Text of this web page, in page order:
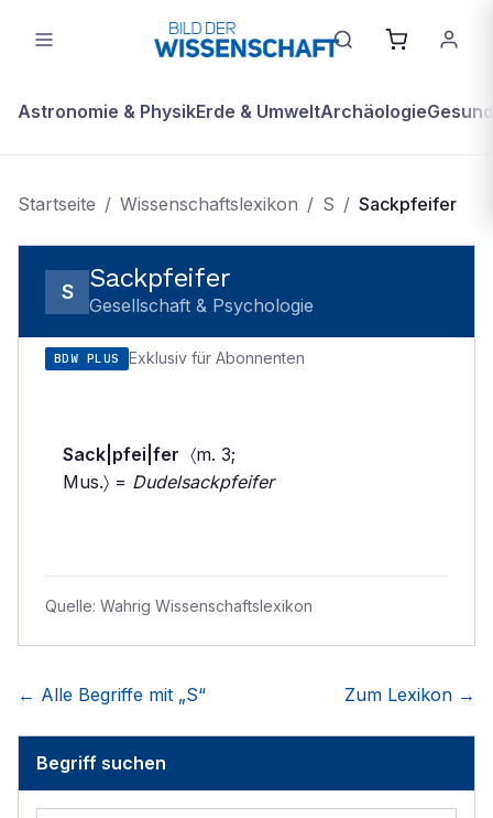
Astronomie & PhysikErde & UmweltArchäologie
Startseite / Wissenschaftslexikon / S / Sackpfeifer
S Sackpfeifer
Gesellschaft & Psychologie
BDW PLUS Exklusiv für Abonnenten
Sack|pfei|fer 〈m. 3;
Mus.〉 = Dudelsackpfeifer
Quelle: Wahrig Wissenschaftslexikon
← Alle Begriffe mit „S“ Zum Lexikon →
Begriff suchen